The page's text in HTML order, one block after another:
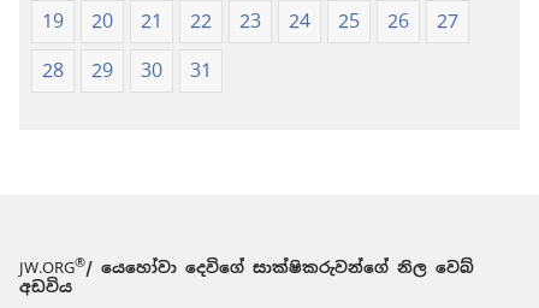
19
20 21 22 23 24 25 26
27
28
29 30 31
JW.ORG®/ යෙහෝවා දෙවිගේ සාක්ෂිකරුවන්ගේ නිල වෙබ්
අඩවිය